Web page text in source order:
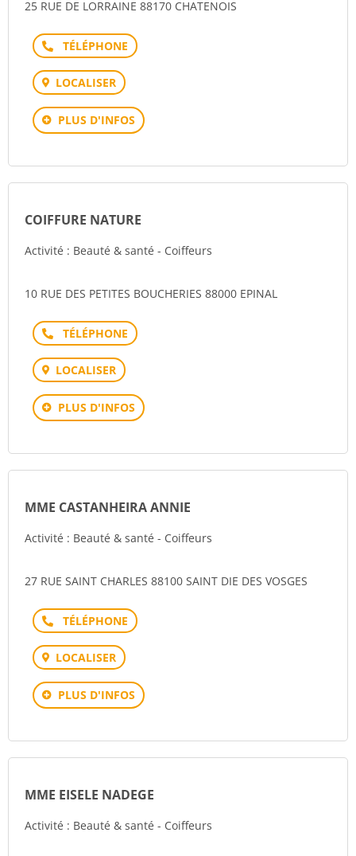
25 RUE DE LORRAINE 88170 CHATENOIS
Téléphone
LOCALISER
PLUS D'INFOS
COIFFURE NATURE
Activité : Beauté & santé - Coiffeurs
10 RUE DES PETITES BOUCHERIES 88000 EPINAL
Téléphone
LOCALISER
PLUS D'INFOS
MME CASTANHEIRA ANNIE
Activité : Beauté & santé - Coiffeurs
27 RUE SAINT CHARLES 88100 SAINT DIE DES VOSGES
Téléphone
LOCALISER
PLUS D'INFOS
MME EISELE NADEGE
Activité : Beauté & santé - Coiffeurs